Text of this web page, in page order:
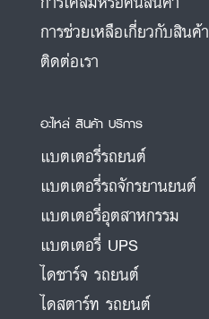
การช่วยเหลือเกี่ยวกับสินค้า
ติดต่อเรา
อะไหล่ สินค้า บริการ
แบตเตอรี่รถยนต์
แบตเตอรี่รถจักรยานยนต์
แบตเตอรี่อุตสาหกรรม
แบตเตอรี่ UPS
ไดชาร์จ รถยนต์
ไดสตาร์ท รถยนต์